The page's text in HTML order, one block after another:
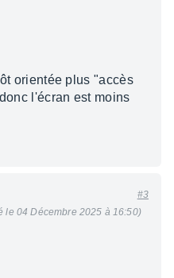
orientée plus "accès
l'écran est moins
le 04 Décembre 2025 à 16:50)
#3